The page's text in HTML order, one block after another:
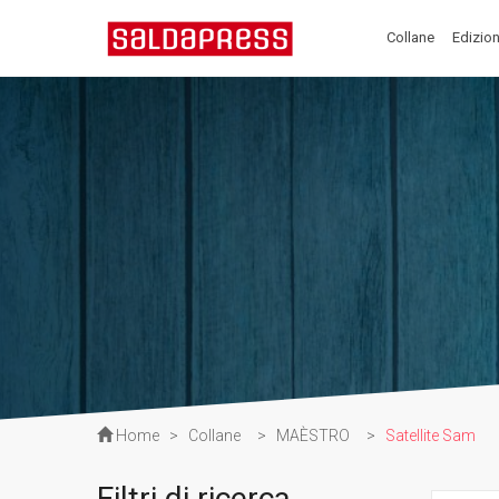
Collane
Home > Collane > MAÈSTRO > Satellite Sam